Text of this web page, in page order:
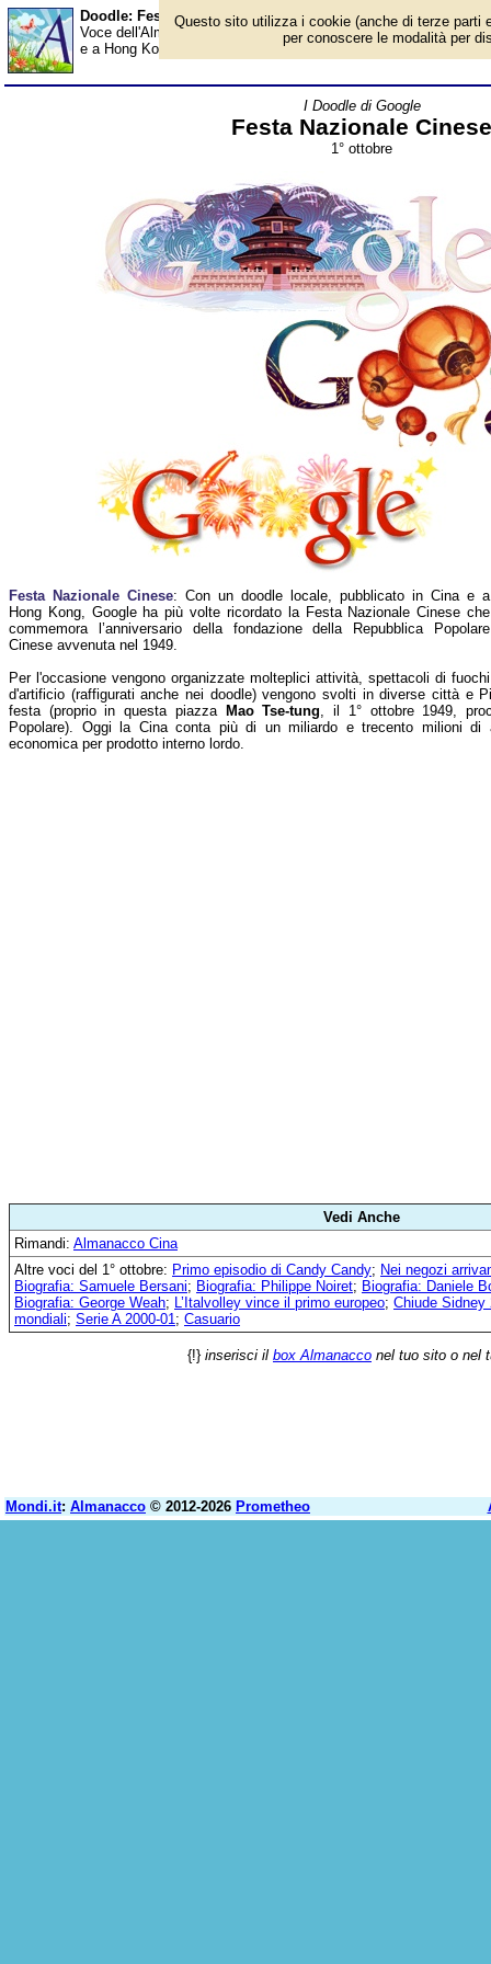
Doodle: Festa Nazionale Cinese - Almanacco
Voce dell'Almanacco del 1° ottobre, per la rubrica 'I Doodle di
e a Hong Kong, Google ha più volte ricordato la Festa
I Doodle di Google
Festa Nazionale Cinese
1° ottobre
Festa Nazionale Cinese: Con un doodle locale, pubblicato in Cina e a
Hong Kong, Google ha più volte ricordato la Festa Nazionale Cinese che
commemora l’anniversario della fondazione della Repubblica Popolare
Cinese avvenuta nel 1949.
Per l'occasione vengono organizzate molteplici attività, spettacoli di fuochi
d'artificio (raffigurati anche nei doodle) vengono svolti in diverse città e
festa (proprio in questa piazza Mao Tse-tung, il 1° ottobre 1949,
Popolare). Oggi la Cina conta più di un miliardo e trecento milioni di
economica per prodotto interno lordo.
Vedi Anche
Rimandi: Almanacco Cina
Altre voci del 1° ottobre: Primo episodio di Candy Candy; Nei negozi
Biografia: Samuele Bersani; Biografia: Philippe Noiret; Biografia: Daniele
Biografia: George Weah; L’Italvolley vince il primo europeo; Chiude Sidney
mondiali; Serie A 2000-01; Casuario
{!} inserisci il box Almanacco nel tuo sito o nel
Mondi.it: Almanacco © 2012-2026 Prometheo
Questo sito utilizza i cookie (anche di terze parti
per conoscere le modalità per